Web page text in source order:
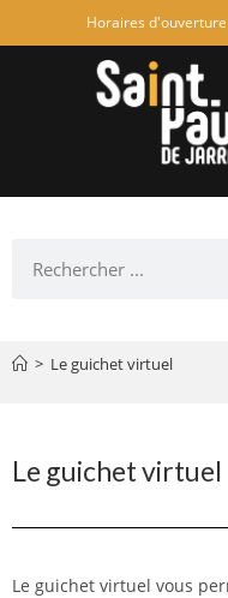
Horaires
> Le guichet virtuel
Le guichet virtuel
Le guichet virtuel vous